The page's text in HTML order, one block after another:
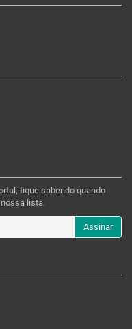
fique sabendo quando
lista.
Assinar